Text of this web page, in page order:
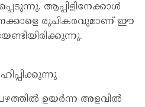
ആപ്പിളിനേക്കാൾ
രുചികരവുമാണ് ഈ
ഉയർന്ന അളവിൽ